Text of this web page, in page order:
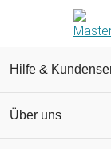
Hilfe &
Über uns